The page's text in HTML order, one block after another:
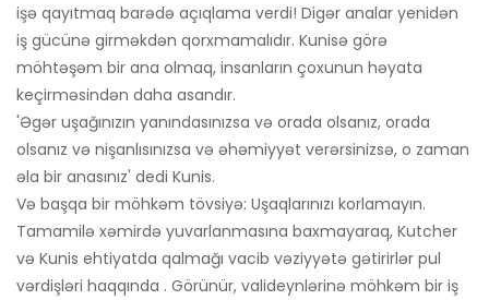
işə qayıtmaq barədə açıqlama verdi! Digər analar yenidən
iş gücünə girməkdən qorxmamalıdır. Kunisə görə
möhtəşəm bir ana olmaq, insanların çoxunun həyata
keçirməsindən daha asandır.
'Əgər uşağınızın yanındasınızsa və orada olsanız, orada
olsanız və nişanlısınızsa və əhəmiyyət verərsinizsə, o zaman
əla bir anasınız' dedi Kunis.
Və başqa bir möhkəm tövsiyə: Uşaqlarınızı korlamayın.
Tamamilə xəmirdə yuvarlanmasına baxmayaraq, Kutcher
və Kunis ehtiyatda qalmağı vacib vəziyyətə gətirirlər pul
vərdişləri haqqında . Görünür, valideynlərinə möhkəm bir iş